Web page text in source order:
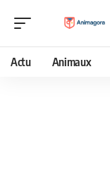
Actu Animaux